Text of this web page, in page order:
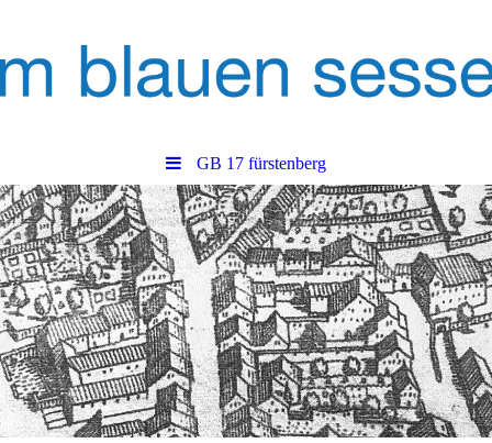
GB 17 fürstenberg